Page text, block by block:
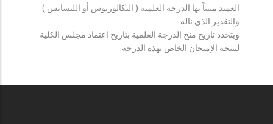
العميد مبيناً بها الدرجة العلمية ( البكالوريوس أو الليسانس )
والتقدير الذي ناله.
ويتحدد تاريخ منح الدرجة العلمية بتاريخ اعتماد مجلس الكلية
لنتيجة الإمتحان الخاص بهذه الدرجة.